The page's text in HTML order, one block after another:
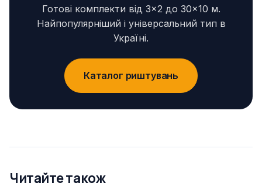
Готові комплекти від 3×2 до 30×10 м.
Найпопулярніший і універсальний тип в
Україні.
Каталог риштувань
Читайте також